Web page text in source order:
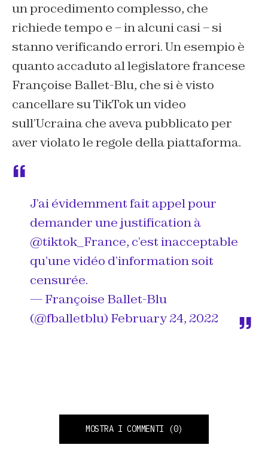
un procedimento complesso, che
richiede tempo e – in alcuni casi – si
stanno verificando errori. Un esempio è
quanto accaduto al legislatore francese
Françoise Ballet-Blu, che si è visto
cancellare su TikTok un video
sull’Ucraina che aveva pubblicato per
aver violato le regole della piattaforma.
J’ai évidemment fait appel pour
demander une justification à
@tiktok_France, c’est inacceptable
qu’une vidéo d’information soit
censurée.
— Françoise Ballet-Blu
(@fballetblu) February 24, 2022
MOSTRA I COMMENTI (0)